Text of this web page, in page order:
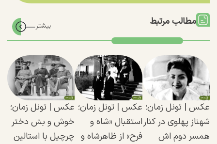
مطالب مرتبط
عکس | تونل زمان؛
شهناز پهلوی در کنار
همسر دوم اش
عکس | تونل زمان؛
استقبال «شاه و
فرح» از ظاهرشاه و
عکس | تونل زمان؛
خوش و بش دختر
چرچیل با استالین